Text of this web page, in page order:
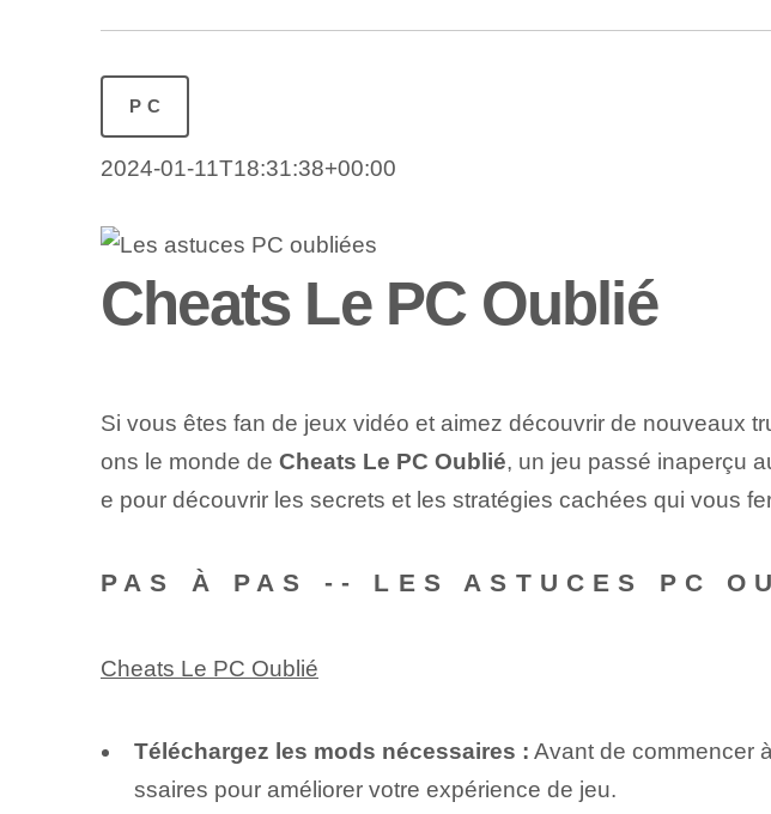
PC
2024-01-11T18:31:38+00:00
Cheats Le PC Oublié
Si vous êtes fan de jeux vidéo et aimez découvrir de nouveaux
ons le monde de Cheats Le PC Oublié, un jeu passé inaperçu
e pour découvrir les secrets et les stratégies cachées qui vous
PAS À PAS -- LES ASTUCES PC
Cheats Le PC Oublié
Téléchargez les mods nécessaires : Avant de commencer
ssaires pour améliorer votre expérience de jeu.